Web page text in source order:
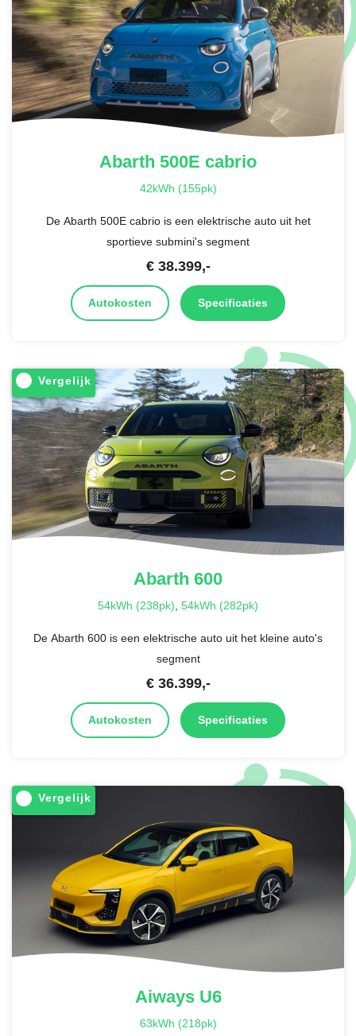
Abarth 500E cabrio
42kWh (155pk)
De Abarth 500E cabrio is een elektrische auto uit het
sportieve submini's segment
€ 38.399,-
Autokosten Specificaties
Vergelijk
Abarth 600
54kWh (238pk), 54kWh (282pk)
De Abarth 600 is een elektrische auto uit het kleine auto's
segment
€ 36.399,-
Autokosten Specificaties
Vergelijk
AiwaysU6
63kWh (218pk)